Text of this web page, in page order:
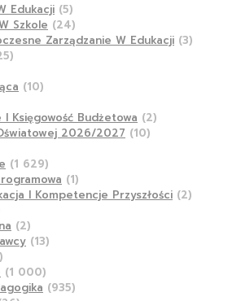
Edukacji (5)
Szkole (24)
Zarządzanie W Edukacji (3)
(10)
I Księgowość Budżetowa (2)
2026/2027 (10)
(1 629)
(1)
I Kompetencje Przyszłości (2)
(2)
(13)
(1 000)
(935)